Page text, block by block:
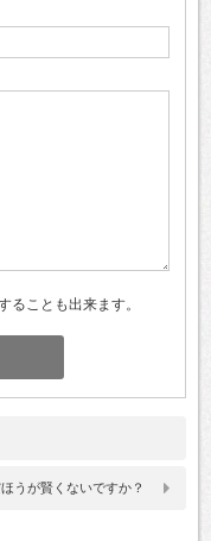
ることも出来ます。
うが賢くないですか？